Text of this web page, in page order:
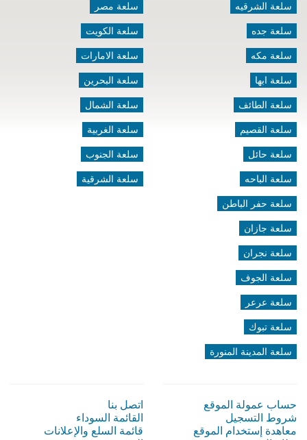
سلعة الشرقيه
سلعة جده
سلعة مكه
سلعة ابها
سلعة الطائف
سلعة القصيم
سلعة حائل
سلعة الباحه
سلعة حفر الباطن
سلعة جازان
سلعة نجران
سلعة الجوف
سلعة عرعر
سلعة تبوك
سلعة المدينة المنورة
سلعة مصر
سلعة الكويت
سلعة الامارات
سلعة البحرين
سلعة الشمال
سلعة الغربية
سلعة الجنوب
سلعة الشرقية
حساب عمولة الموقع
شروط التسجيل
معاهدة إستخدام الموقع
اتصل بنا
القائمة السوداء
قائمة السلع والإعلانات